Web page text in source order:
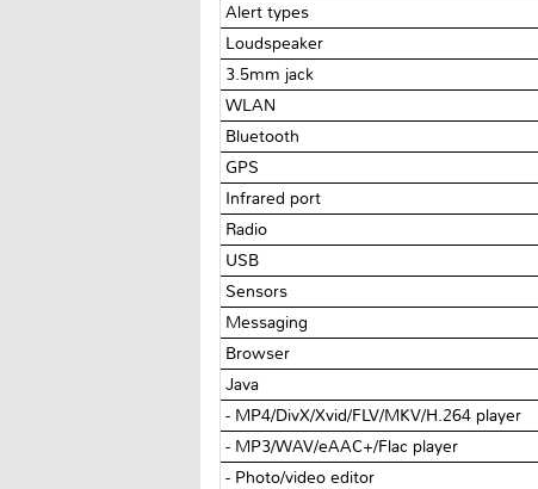
Alert types
Loudspeaker
3.5mm jack
WLAN
Bluetooth
GPS
Infrared port
Radio
USB
Sensors
Messaging
Browser
Java
- MP4/DivX/Xvid/FLV/MKV/H.264 player
- MP3/WAV/eAAC+/Flac player
- Photo/video editor